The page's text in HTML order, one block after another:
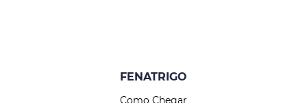
FENATRIGO
Como Chegar